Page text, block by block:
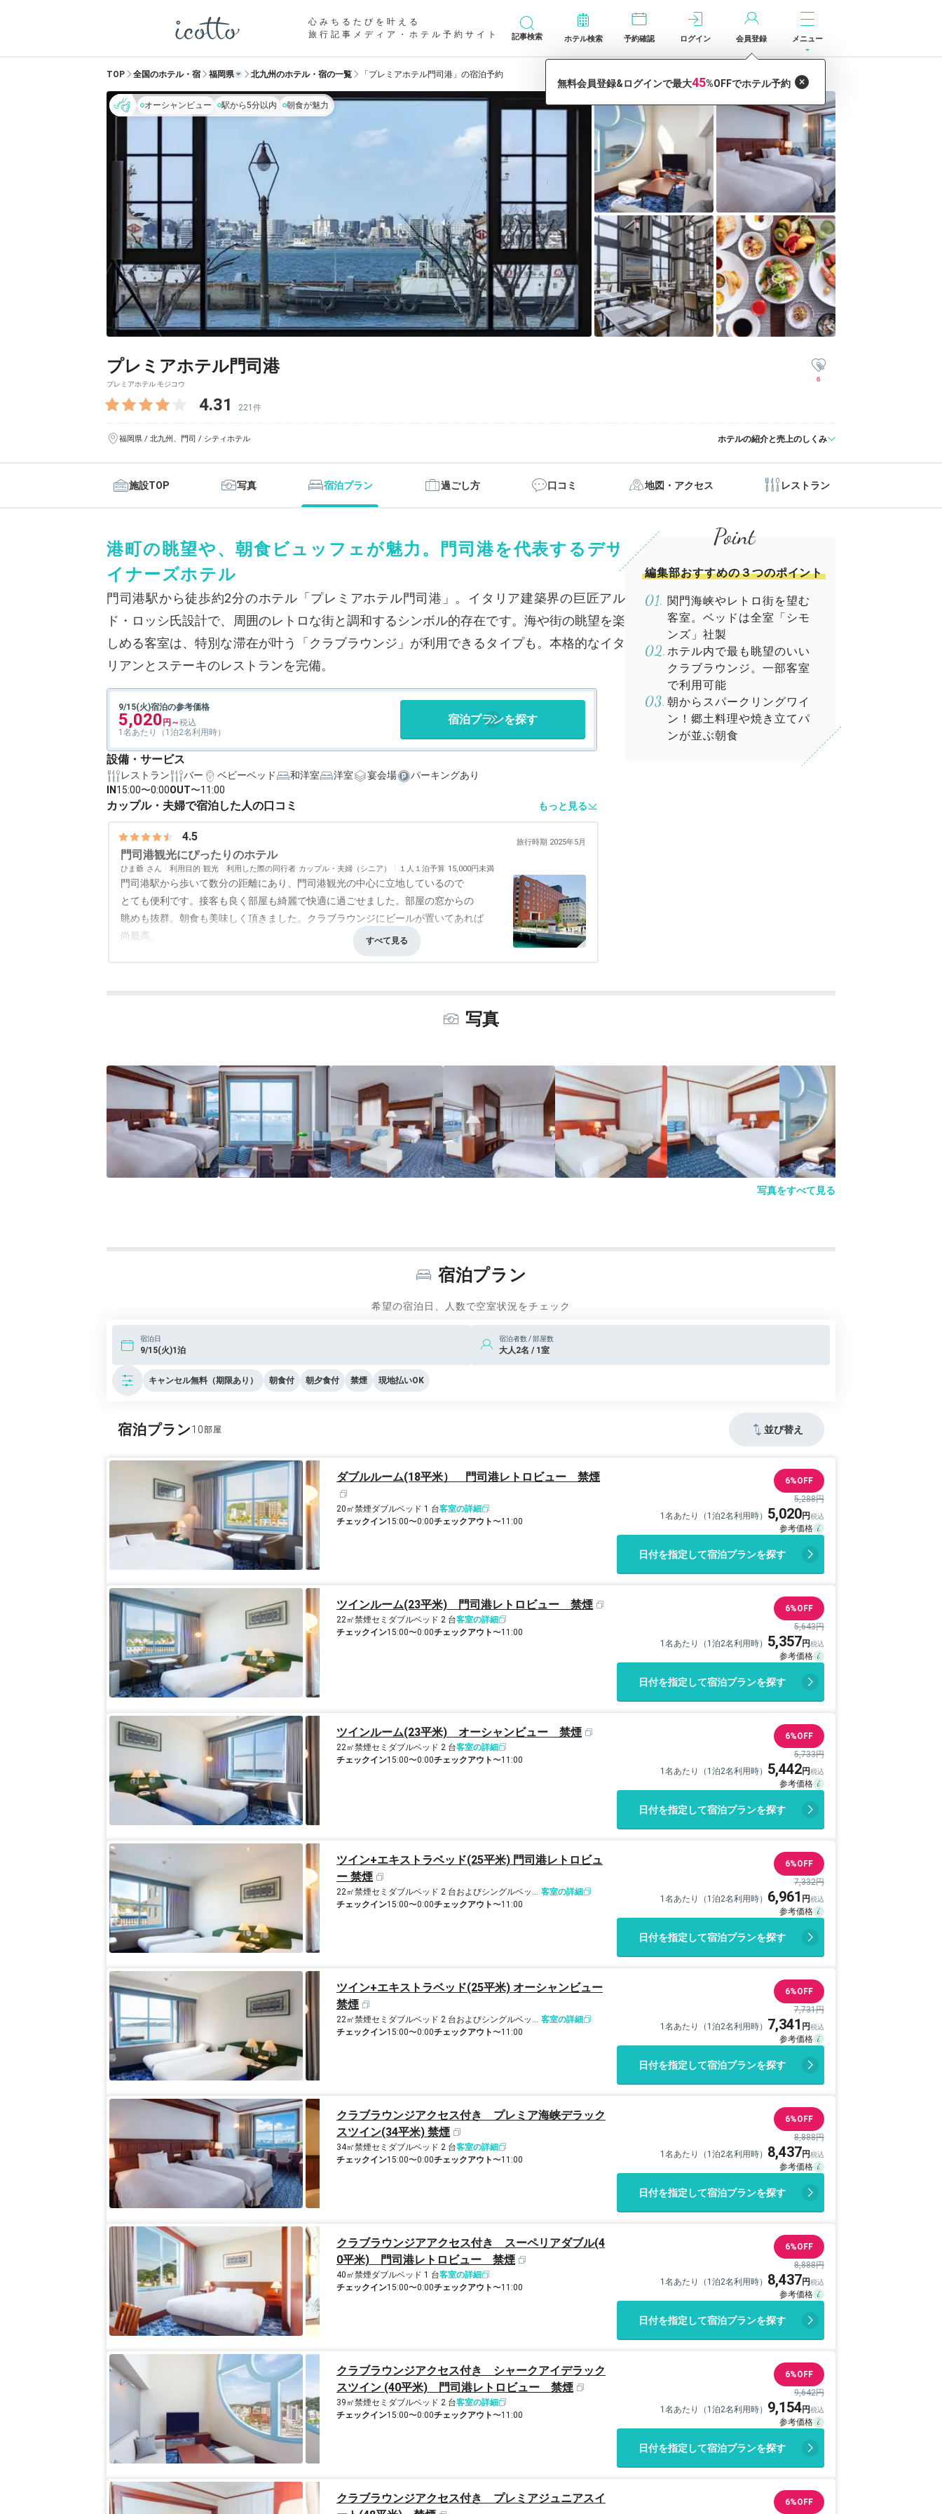
心みちるたびを叶える
旅行記事メディア・ホテル予約サイト
記事検索 ホテル検索 予約確認 ログイン 会員登録 メニュー
TOP 全国のホテル・宿 福岡県 北九州のホテル・宿の一覧 「プレミアホテル門司港」の宿泊予約
オーシャンビュー 駅から5分以内 朝食が魅力
プレミアホテル門司港
プレミアホテル モジコウ
4.31 221件
6
福岡県 / 北九州、門司 / シティホテル ホテルの紹介と売上のしくみ
施設TOP 写真 宿泊プラン 過ごし方 口コミ 地図・アクセス レストラン
港町の眺望や、朝食ビュッフェが魅力。門司港を代表するデザ
イナーズホテル
門司港駅から徒歩約2分のホテル「プレミアホテル門司港」。イタリア建築界の巨匠アル
ド・ロッシ氏設計で、周囲のレトロな街と調和するシンボル的存在です。海や街の眺望を楽
しめる客室は、特別な滞在が叶う「クラブラウンジ」が利用できるタイプも。本格的なイタ
リアンとステーキのレストランを完備。
9/15(火)宿泊の参考価格
5,020
1名あたり（1泊2名利用時）
宿泊プランを探す
設備・サービス
レストラン バー ベビーベッド 和洋室 洋室 宴会場
パーキングあり
IN 15:00〜0:00OUT〜11:00
カップル・夫婦で宿泊した人の口コミ もっと見る
4.5 旅行時期 2025年5月
門司港観光にぴったりのホテル
ひま爺 利用目的 観光 利用した際の同行者 カップル・夫婦（シニア） １人１泊予算 15,000円未満
門司港駅から歩いて数分の距離にあり、門司港観光の中心に立地しているので
とても便利です。接客も良く部屋も綺麗で快適に過ごせました。部屋の窓からの
眺めも抜群。朝食も美味しく頂きました。クラブラウンジにビールが置いてあれば
尚最高。
4.0 バリアフリー3.5
編集部おすすめの３つのポイント
関門海峡やレトロ街を望む
客室。ベッドは全室「シモ
ンズ」社製
ホテル内で最も眺望のいい
クラブラウンジ。一部客室
で利用可能
朝からスパークリングワイ
ン！郷土料理や焼き立てパ
ンが並ぶ朝食
写真
写真をすべて見る
宿泊プラン
希望の宿泊日、人数で空室状況をチェック
宿泊日
9/15(火)1泊
宿泊者数 / 部屋数
大人2名 / 1室
キャンセル無料（期限あり） 朝食付 朝夕食付 禁煙 現地払いOK
宿泊プラン10 並び替え
ダブルルーム(18平米） 門司港レトロビュー 禁煙
20㎡禁煙ダブルベッド 1 台客室の詳細
チェックイン15:00〜0:00チェックアウト〜11:00
6%OFF
5,288円
1名あたり（1泊2名利用時） 5,020
日付を指定して宿泊プランを探す
ツインルーム(23平米) 門司港レトロビュー 禁煙
22㎡禁煙セミダブルベッド 2 台客室の詳細
チェックイン15:00〜0:00チェックアウト〜11:00
6%OFF
5,643円
1名あたり（1泊2名利用時） 5,357
日付を指定して宿泊プランを探す
ツインルーム(23平米) オーシャンビュー 禁煙
22㎡禁煙セミダブルベッド 2 台客室の詳細
チェックイン15:00〜0:00チェックアウト〜11:00
6%OFF
5,733円
1名あたり（1泊2名利用時） 5,442
日付を指定して宿泊プランを探す
ツイン+エキストラベッド(25平米) 門司港レトロビュ
ー 禁煙
22㎡禁煙 セミダブルベッド 2 台およびシングルベッド 1 台 客室の詳細
チェックイン15:00〜0:00チェックアウト〜11:00
6%OFF
7,332円
1名あたり（1泊2名利用時） 6,961
日付を指定して宿泊プランを探す
ツイン+エキストラベッド(25平米) オーシャンビュー
禁煙
22㎡禁煙 セミダブルベッド 2 台およびシングルベッド 1 台 客室の詳細
チェックイン15:00〜0:00チェックアウト〜11:00
6%OFF
7,731円
1名あたり（1泊2名利用時） 7,341
日付を指定して宿泊プランを探す
クラブラウンジアクセス付き プレミア海峡デラック
スツイン(34平米) 禁煙
34㎡禁煙セミダブルベッド 2 台客室の詳細
チェックイン15:00〜0:00チェックアウト〜11:00
6%OFF
8,888円
1名あたり（1泊2名利用時） 8,437
日付を指定して宿泊プランを探す
クラブラウンジアアクセス付き スーペリアダブル(4
0平米) 門司港レトロビュー 禁煙
40㎡禁煙ダブルベッド 1 台客室の詳細
チェックイン15:00〜0:00チェックアウト〜11:00
6%OFF
8,888円
1名あたり（1泊2名利用時） 8,437
日付を指定して宿泊プランを探す
クラブラウンジアクセス付き シャークアイデラック
スツイン (40平米) 門司港レトロビュー 禁煙
39㎡禁煙セミダブルベッド 2 台客室の詳細
チェックイン15:00〜0:00チェックアウト〜11:00
6%OFF
9,642円
1名あたり（1泊2名利用時） 9,154
日付を指定して宿泊プランを探す
クラブラウンジアクセス付き プレミアジュニアスイ
6%OFF